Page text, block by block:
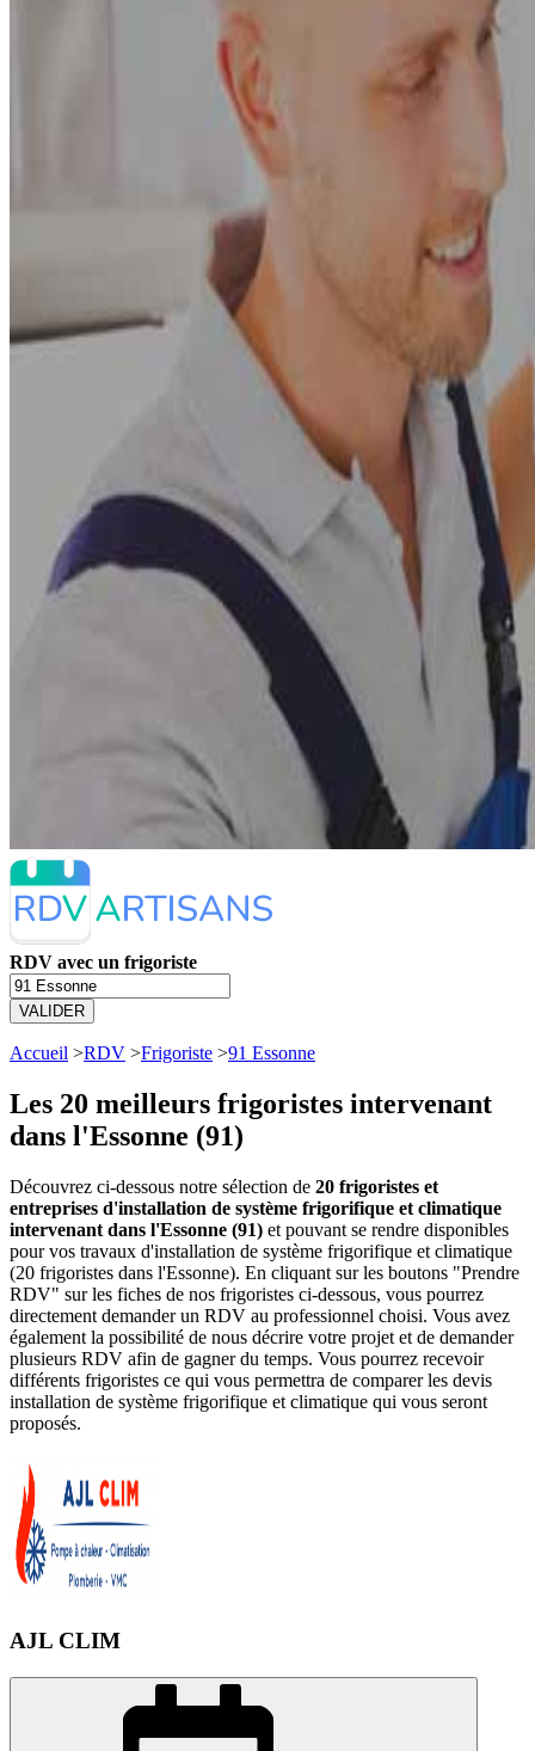
RDV avec un frigoriste
VALIDER
Accueil >RDV >Frigoriste >91 Essonne
Les 20 meilleurs frigoristes intervenant
dans l'Essonne (91)
Découvrez ci-dessous notre sélection de 20 frigoristes et
entreprises d'installation de système frigorifique et climatique
intervenant dans l'Essonne (91) et pouvant se rendre disponibles
pour vos travaux d'installation de système frigorifique et climatique
(20 frigoristes dans l'Essonne). En cliquant sur les boutons "Prendre
RDV" sur les fiches de nos frigoristes ci-dessous, vous pourrez
directement demander un RDV au professionnel choisi. Vous avez
également la possibilité de nous décrire votre projet et de demander
plusieurs RDV afin de gagner du temps. Vous pourrez recevoir
différents frigoristes ce qui vous permettra de comparer les devis
installation de système frigorifique et climatique qui vous seront
proposés.
AJL CLIM